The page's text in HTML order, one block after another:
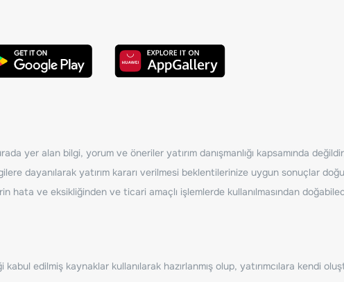
yer alan bilgi, yorum ve öneriler yatırım danışmanlığı kapsamında
dayanılarak yatırım kararı verilmesi beklentilerinize uygun sonuçlar
hata ve eksikliğinden ve ticari amaçlı işlemlerde kullanılmasından
edilmiş kaynaklar kullanılarak hazırlanmış olup, yatırımcılara kendi